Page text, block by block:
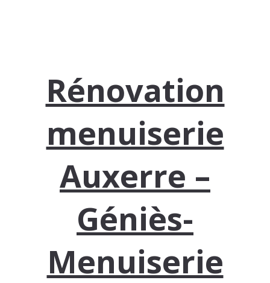
Rénovation
menuiserie
Auxerre –
Géniès-
Menuiserie